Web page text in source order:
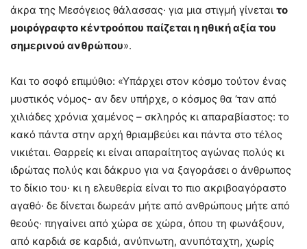
άκρα της Μεσόγειος θάλασσας· για μια στιγμή γίνεται το
μοιρόγραφτο κέντροόπου παίζεται η ηθική αξία του
σημερινού ανθρώπου».
Και το σοφό επιμύθιο: «Υπάρχει στον κόσμο τούτον ένας
μυστικός νόμος- αν δεν υπήρχε, ο κόσμος θα ‘ταν από
χιλιάδες χρόνια χαμένος – σκληρός κι απαραβίαστος: το
κακό πάντα στην αρχή θριαμβεύει και πάντα στο τέλος
νικιέται. Θαρρείς κι είναι απαραίτητος αγώνας πολύς κι
ιδρώτας πολύς και δάκρυο για να ξαγοράσει ο άνθρωπος
το δίκιο του· κι η ελευθερία είναι το πιο ακριβοαγόραστο
αγαθό· δε δίνεται δωρεάν μήτε από ανθρώπους μήτε από
θεούς· πηγαίνει από χώρα σε χώρα, όπου τη φωνάξουν,
από καρδιά σε καρδιά, ανύπνωτη, ανυπόταχτη, χωρίς